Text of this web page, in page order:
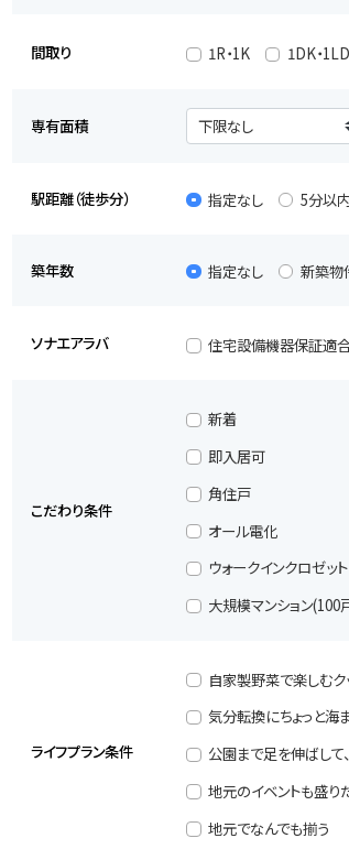
間取り 1R・1K 1DK・
専有面積
駅距離（徒歩分） 指定なし 5分以
築年数 指定なし 新築物
ソナエアラバ 住宅設備機器保証適
こだわり条件
新着
即入居可
角住戸
オール電化
ウォークインクロゼット
大規模マンション(100
ライフプラン条件
自家製野菜で楽しむク
気分転換にちょっと海
公園まで足を伸ばして
地元のイベントも盛り
地元でなんでも揃う